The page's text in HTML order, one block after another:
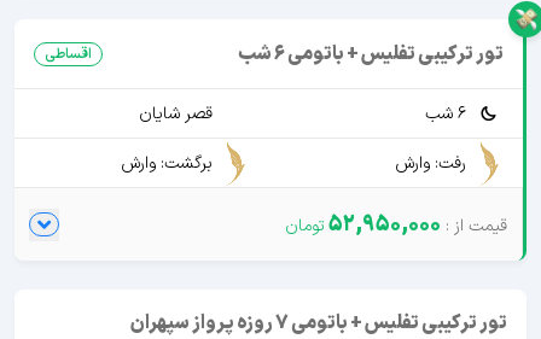
تور ترکیبی تفلیس + باتومی 6 شب اقساطی
6 شب
قصر شایان
رفت: وارش
برگشت: وارش
52,950,000
تور ترکیبی تفلیس + باتومی 7 روزه پرواز سپهران